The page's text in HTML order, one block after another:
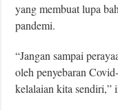
yang membuat lupa
pandemi.
“Jangan sampai
oleh penyebaran
kelalaian kita sendiri,”